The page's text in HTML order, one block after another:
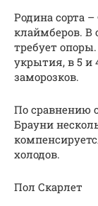
Родина сорта
клаймберов. В
требует опоры.
укрытия, в 5 и
заморозков.
По сравнению
Брауни
холодов.
Пол Скарлет